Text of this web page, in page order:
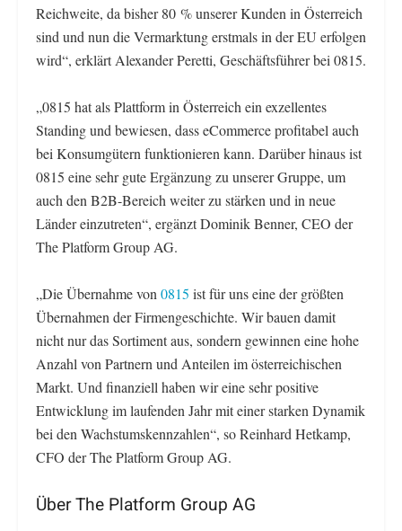
Reichweite, da bisher 80 % unserer Kunden in Österreich
sind und nun die Vermarktung erstmals in der EU erfolgen
wird“, erklärt Alexander Peretti, Geschäftsführer bei 0815.
„0815 hat als Plattform in Österreich ein exzellentes
Standing und bewiesen, dass eCommerce profitabel auch
bei Konsumgütern funktionieren kann. Darüber hinaus ist
0815 eine sehr gute Ergänzung zu unserer Gruppe, um
auch den B2B-Bereich weiter zu stärken und in neue
Länder einzutreten“, ergänzt Dominik Benner, CEO der
The Platform Group AG.
„Die Übernahme von 0815 ist für uns eine der größten
Übernahmen der Firmengeschichte. Wir bauen damit
nicht nur das Sortiment aus, sondern gewinnen eine hohe
Anzahl von Partnern und Anteilen im österreichischen
Markt. Und finanziell haben wir eine sehr positive
Entwicklung im laufenden Jahr mit einer starken Dynamik
bei den Wachstumskennzahlen“, so Reinhard Hetkamp,
CFO der The Platform Group AG.
Über The Platform Group AG